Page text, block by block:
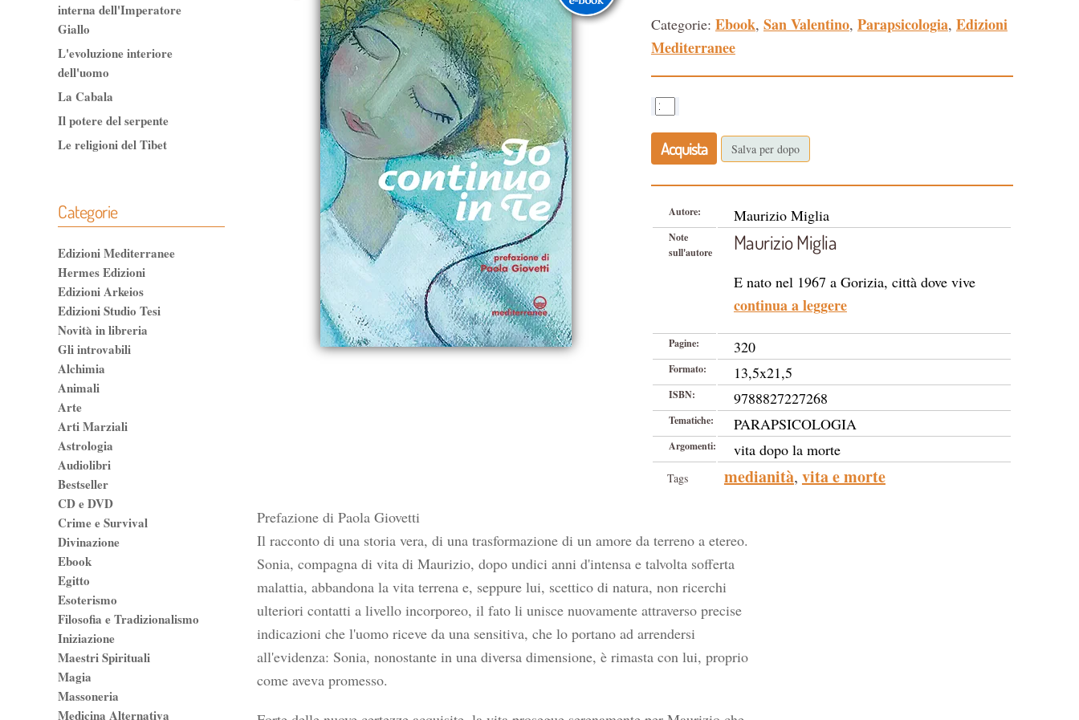
Categorie: Ebook, San Valentino, Parapsicologia, Edizioni
Mediterranee
Acquista Salva per dopo
Autore: Maurizio Miglia
Note
sull'autore
Maurizio Miglia
E nato nel 1967 a Gorizia, città dove vive
continua a leggere
Pagine: 320
Formato: 13,5x21,5
ISBN: 9788827227268
Tematiche: PARAPSICOLOGIA
Argomenti: vita dopo la morte
Tags medianità, vita e morte
Prefazione di Paola Giovetti
Il racconto di una storia vera, di una trasformazione di un amore da terreno a etereo.
Sonia, compagna di vita di Maurizio, dopo undici anni d'intensa e talvolta sofferta
malattia, abbandona la vita terrena e, seppure lui, scettico di natura, non ricerchi
ulteriori contatti a livello incorporeo, il fato li unisce nuovamente attraverso precise
indicazioni che l'uomo riceve da una sensitiva, che lo portano ad arrendersi
all'evidenza: Sonia, nonostante in una diversa dimensione, è rimasta con lui, proprio
come aveva promesso.
interna dell'Imperatore
Giallo
L'evoluzione interiore
dell'uomo
La Cabala
Il potere del serpente
Le religioni del Tibet
Categorie
Edizioni Mediterranee
Hermes Edizioni
Edizioni Arkeios
Edizioni Studio Tesi
Novità in libreria
Gli introvabili
Alchimia
Animali
Arte
Arti Marziali
Astrologia
Audiolibri
Bestseller
CD e DVD
Crime e Survival
Divinazione
Ebook
Egitto
Esoterismo
Filosofia e Tradizionalismo
Iniziazione
Maestri Spirituali
Magia
Massoneria
Medicina Alternativa